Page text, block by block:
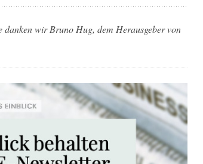
wir Bruno Hug, dem Herausgeber von